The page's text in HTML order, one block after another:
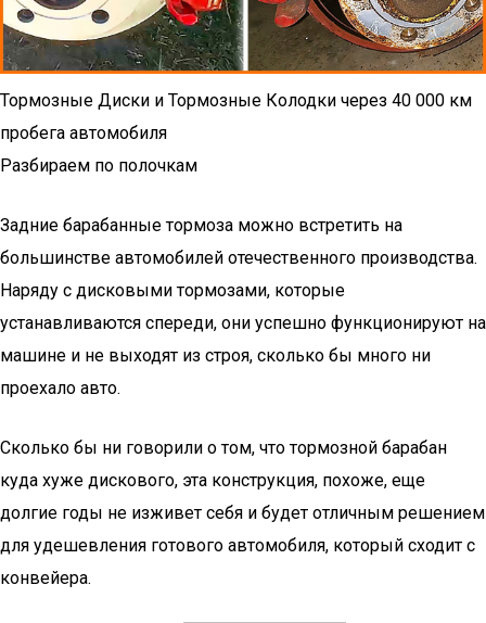
Тормозные Диски и Тормозные Колодки через 40 000 км
пробега автомобиля
Разбираем по полочкам
Задние барабанные тормоза можно встретить на
большинстве автомобилей отечественного производства.
Наряду с дисковыми тормозами, которые
устанавливаются спереди, они успешно функционируют на
машине и не выходят из строя, сколько бы много ни
проехало авто.
Сколько бы ни говорили о том, что тормозной барабан
куда хуже дискового, эта конструкция, похоже, еще
долгие годы не изживет себя и будет отличным решением
для удешевления готового автомобиля, который сходит с
конвейера.